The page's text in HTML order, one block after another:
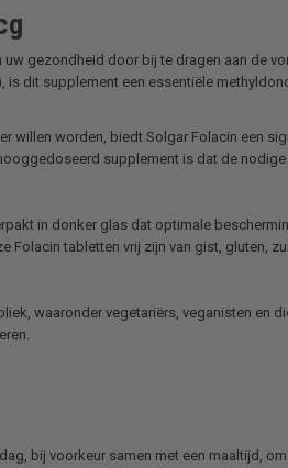
gezondheid door bij te dragen aan de
is dit supplement een essentiële
willen worden, biedt Solgar Folacin een
supplement is dat de
in donker glas dat optimale
tabletten vrij zijn van gist, gluten,
waaronder vegetariërs, veganisten en
bij voorkeur samen met een maaltijd,